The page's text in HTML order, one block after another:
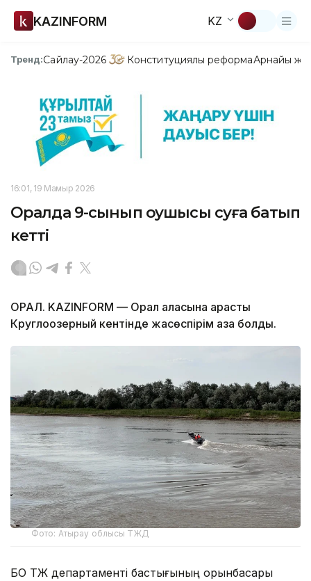
KAZINFORM KZ
Тренд:Сайлау-2026 Конституциялық реформаАрнайы
16:01, 19 Мамыр 2026
Оралда 9-сынып оқушысы суға батып
кетті
ОРАЛ. KAZINFORM — Орал қаласына қарасты
Круглоозерный кентінде жасөспірім қаза болды.
Фото: Атырау облысы ТЖД
БҚО ТЖ департаменті бастығының орынбасары